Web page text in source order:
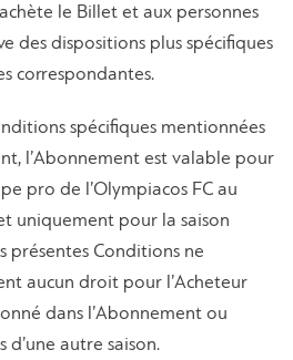
le Billet et aux personnes
des dispositions plus spécifiques
correspondantes.
spécifiques mentionnées
l’Abonnement est valable pour
pro de l’Olympiacos FC au
uniquement pour la saison
présentes Conditions ne
aucun droit pour l’Acheteur
dans l’Abonnement ou
d’une autre saison.